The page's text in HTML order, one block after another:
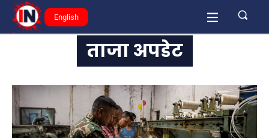
English
ताजा अपडेट